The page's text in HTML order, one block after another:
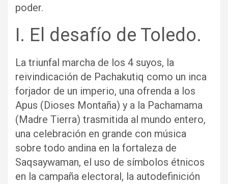
poder.
I. El desafío de Toledo.
La triunfal marcha de los 4 suyos, la
reivindicación de Pachakutiq como un inca
forjador de un imperio, una ofrenda a los
Apus (Dioses Montaña) y a la Pachamama
(Madre Tierra) trasmitida al mundo entero,
una celebración en grande con música
sobre todo andina en la fortaleza de
Saqsaywaman, el uso de símbolos étnicos
en la campaña electoral, la autodefinición